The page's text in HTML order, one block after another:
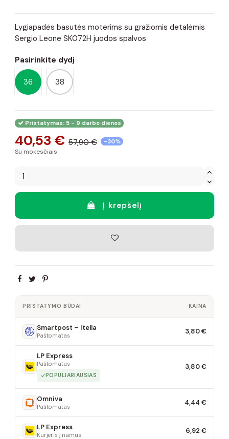
Lygiapadės basutės moterims su gražiomis detalėmis
Sergio Leone SK072H juodos spalvos
Pasirinkite dydį
36 38
Pristatymas: 5 - 9 darbo dienos
40,53 € 57,90 € -30%
Su mokesčiais
Į krepšelį
PRISTATYMO BŪDAI KAINA
Smartpost – Itella
Paštomatas 3,80 €
LP Express
Paštomatas
POPULIARIAUSIAS
3,80 €
Omniva
Paštomatas 4,44 €
LP Express
Kurjeris į namus 6,92 €